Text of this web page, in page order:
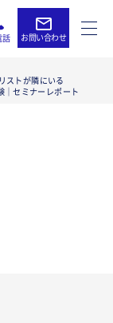
お問い合わせ
話
ストが隣にいる
セミナーレポート